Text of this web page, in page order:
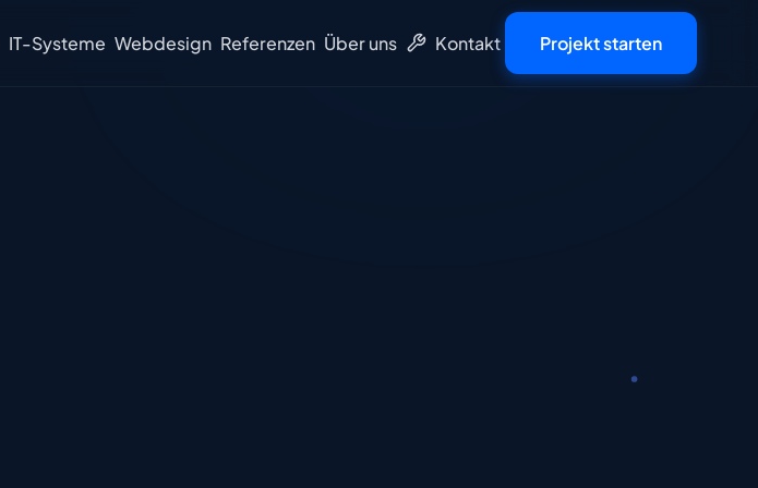
IT-Systeme Webdesign Referenzen Über uns
Tools
Kontakt Projekt starten